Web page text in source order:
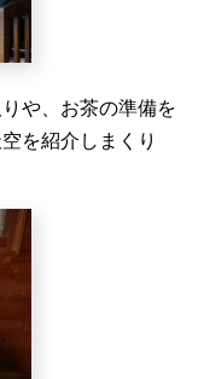
や、お茶の準備を
を紹介しまくり